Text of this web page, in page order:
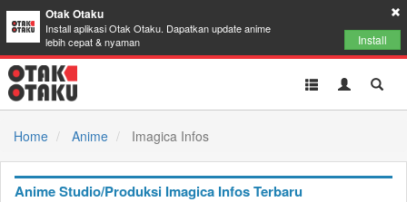
Otak Otaku
Install aplikasi Otak Otaku. Dapatkan update anime
lebih cepat & nyaman
Install
Toggle
Toggle
Home
Anime Imagica Infos
Anime Studio/Produksi Imagica Infos Terbaru